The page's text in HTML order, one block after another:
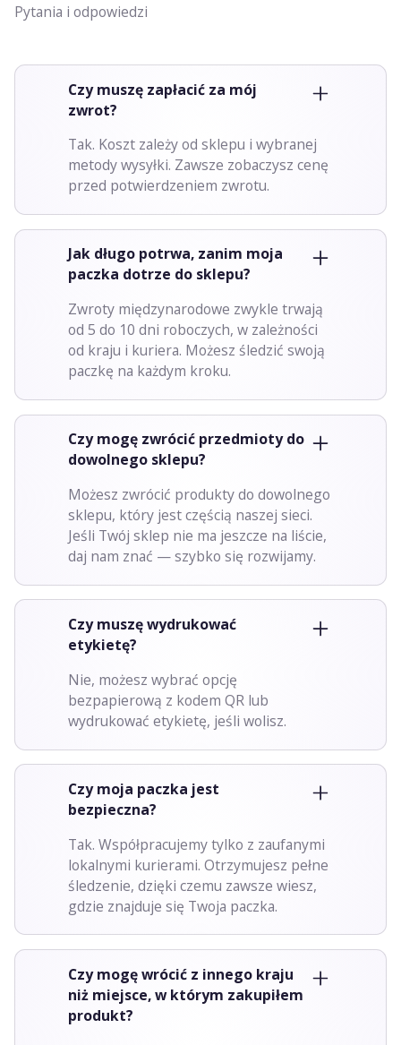
Pytania i odpowiedzi
Czy muszę zapłacić za mój
zwrot?
Tak. Koszt zależy od sklepu i wybranej
metody wysyłki. Zawsze zobaczysz cenę
przed potwierdzeniem zwrotu.
Jak długo potrwa, zanim moja
paczka dotrze do sklepu?
Zwroty międzynarodowe zwykle trwają
od 5 do 10 dni roboczych, w zależności
od kraju i kuriera. Możesz śledzić swoją
paczkę na każdym kroku.
Czy mogę zwrócić przedmioty do
dowolnego sklepu?
Możesz zwrócić produkty do dowolnego
sklepu, który jest częścią naszej sieci.
Jeśli Twój sklep nie ma jeszcze na liście,
daj nam znać — szybko się rozwijamy.
Czy muszę wydrukować
etykietę?
Nie, możesz wybrać opcję
bezpapierową z kodem QR lub
wydrukować etykietę, jeśli wolisz.
Czy moja paczka jest
bezpieczna?
Tak. Współpracujemy tylko z zaufanymi
lokalnymi kurierami. Otrzymujesz pełne
śledzenie, dzięki czemu zawsze wiesz,
gdzie znajduje się Twoja paczka.
Czy mogę wrócić z innego kraju
niż miejsce, w którym zakupiłem
produkt?